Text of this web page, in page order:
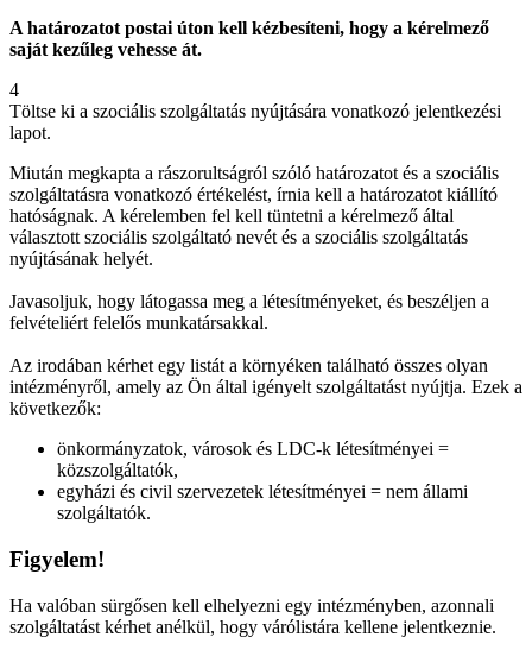
A határozatot postai úton kell kézbesíteni, hogy a kérelmező
saját kezűleg vehesse át.
4
Töltse ki a szociális szolgáltatás nyújtására vonatkozó jelentkezési
lapot.
Miután megkapta a rászorultságról szóló határozatot és a szociális
szolgáltatásra vonatkozó értékelést, írnia kell a határozatot kiállító
hatóságnak. A kérelemben fel kell tüntetni a kérelmező által
választott szociális szolgáltató nevét és a szociális szolgáltatás
nyújtásának helyét.
Javasoljuk, hogy látogassa meg a létesítményeket, és beszéljen a
felvételiért felelős munkatársakkal.
Az irodában kérhet egy listát a környéken található összes olyan
intézményről, amely az Ön által igényelt szolgáltatást nyújtja. Ezek a
következők:
önkormányzatok, városok és LDC-k létesítményei =
közszolgáltatók,
egyházi és civil szervezetek létesítményei = nem állami
szolgáltatók.
Figyelem!
Ha valóban sürgősen kell elhelyezni egy intézményben, azonnali
szolgáltatást kérhet anélkül, hogy várólistára kellene jelentkeznie.